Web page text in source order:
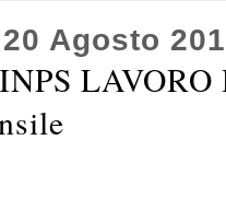
Agosto
LAVORO